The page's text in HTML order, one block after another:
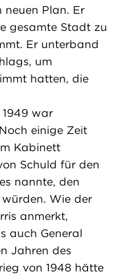
neuen Plan. Er
gesamte Stadt zu
Er unterband
um
hatten, die
war
einige Zeit
Kabinett
Schuld für den
nannte, den
würden. Wie der
anmerkt,
auch General
Jahren des
von 1948 hätte